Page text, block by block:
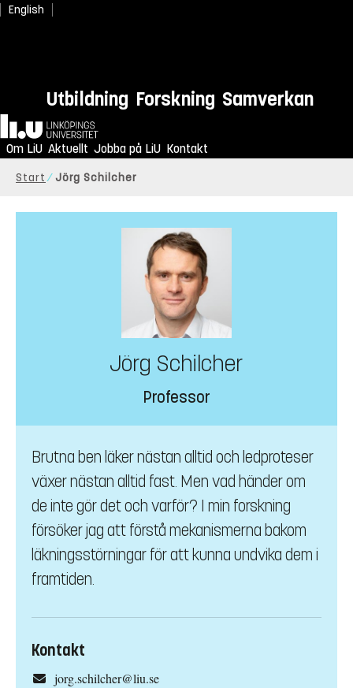
English
Utbildning Forskning Samverkan
Hem
Om LiU Aktuellt Jobba på LiU Kontakt
Start Jörg Schilcher
Jörg Schilcher
Professor
Brutna ben läker nästan alltid och ledproteser
växer nästan alltid fast. Men vad händer om
de inte gör det och varför? I min forskning
försöker jag att förstå mekanismerna bakom
läkningsstörningar för att kunna undvika dem i
framtiden.
Kontakt
jorg.schilcher@liu.se